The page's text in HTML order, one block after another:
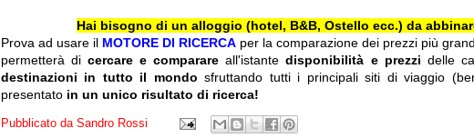
Hai bisogno di un alloggio (hotel, B&B, Ostello ecc.) da
Prova ad usare il MOTORE DI RICERCA per la comparazione dei prezzi più
permetterà dicercare e comparareall'istantedisponibilità e prezzi delle
destinazioni in tutto il mondo sfruttando tutti i principali siti di viaggio
presentato in un unico risultato di ricerca!
Pubblicato da Sandro Rossi